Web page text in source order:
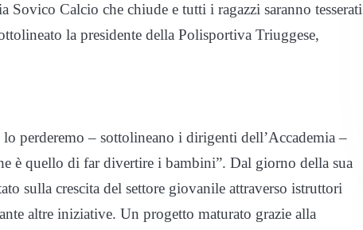
Sovico Calcio che chiude e tutti i ragazzi saranno tesserati
la presidente della Polisportiva Triuggese,
perderemo – sottolineano i dirigenti dell’Accademia –
è quello di far divertire i bambini”. Dal giorno della sua
sulla crescita del settore giovanile attraverso istruttori
altre iniziative. Un progetto maturato grazie alla